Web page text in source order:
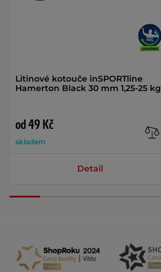
Litinové kotouče inSPORTline
Hamerton Black 30 mm 1,25-25 kg
od 49 Kč
skladem
Detail